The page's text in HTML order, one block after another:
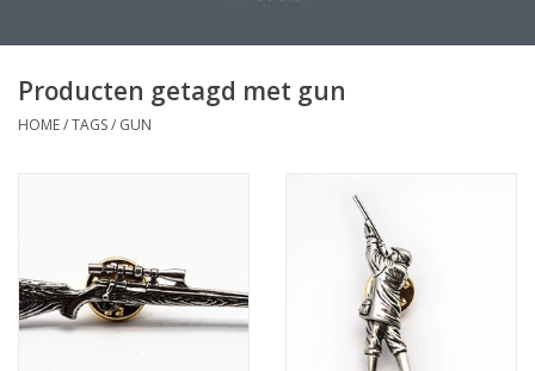
Producten getagd met gun
HOME/TAGS/ GUN